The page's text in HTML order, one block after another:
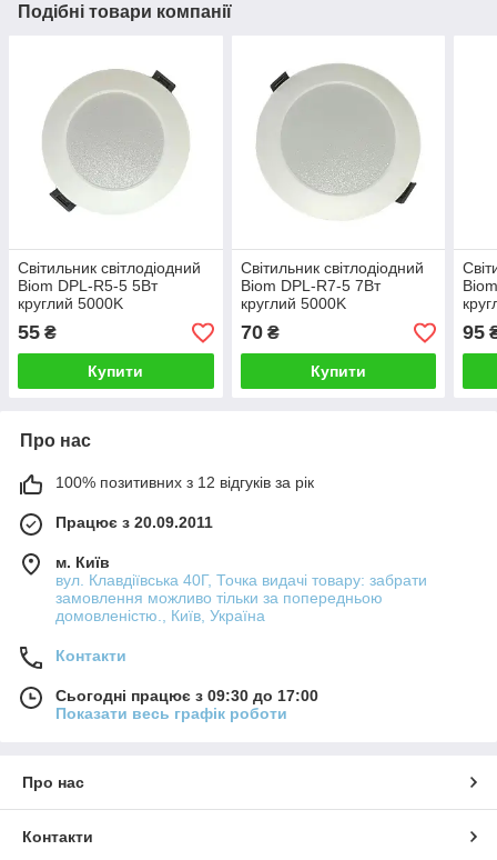
Подібні товари компанії
Світильник світлодіодний
Biom DPL-R5-5 5Вт
круглий 5000K
55 ₴
Купити
Світильник свiтлодiодний
Biom DPL-R7-5 7Вт
круглий 5000K
70₴
Купити
95
Про нас
100% позитивних з 12 відгуків за рік
Працює з 20.09.2011
м. Київ
вул. Клавдіївська 40Г, Точка видачі товару: забрати
замовлення можливо тільки за попередньою
домовленістю., Київ, Україна
Контакти
Сьогодні працює з 09:30 до 17:00
Показати весь графік роботи
Про нас
Контакти